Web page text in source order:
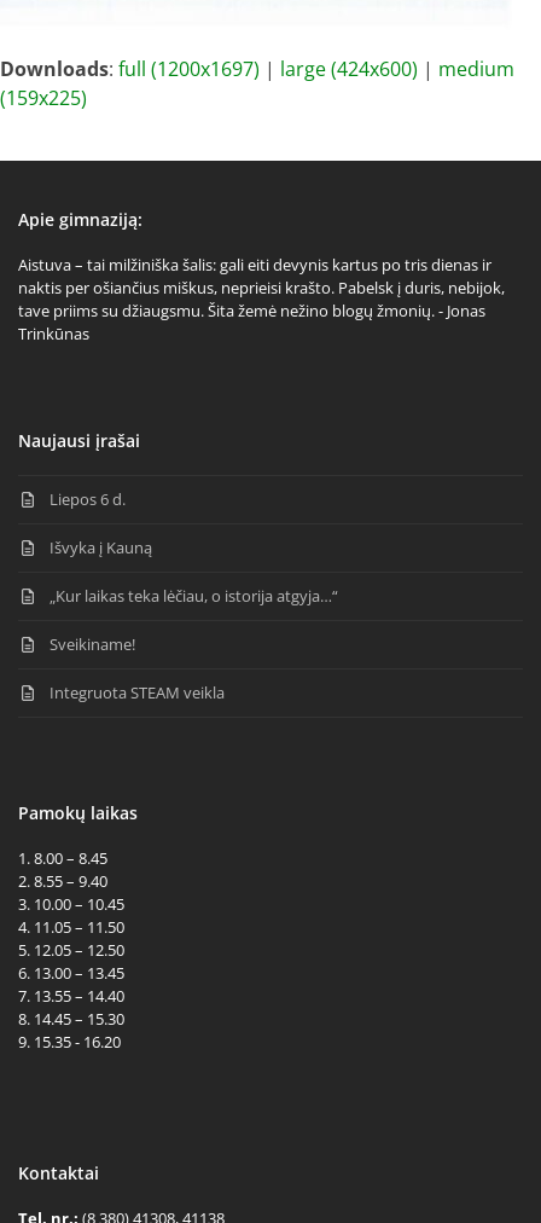
Downloads: full (1200x1697) | large (424x600) | medium
(159x225)
Apie gimnaziją:
Aistuva – tai milžiniška šalis: gali eiti devynis kartus po tris dienas ir
naktis per ošiančius miškus, neprieisi krašto. Pabelsk į duris, nebijok,
tave priims su džiaugsmu. Šita žemė nežino blogų žmonių. - Jonas
Trinkūnas
Naujausi įrašai
Liepos 6 d.
Išvyka į Kauną
„Kur laikas teka lėčiau, o istorija atgyja…“
Sveikiname!
Integruota STEAM veikla
Pamokų laikas
1. 8.00 – 8.45
2. 8.55 – 9.40
3. 10.00 – 10.45
4. 11.05 – 11.50
5. 12.05 – 12.50
6. 13.00 – 13.45
7. 13.55 – 14.40
8. 14.45 – 15.30
9. 15.35 - 16.20
Kontaktai
Tel. nr.: (8 380) 41308, 41138